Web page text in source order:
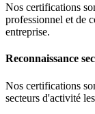
Nos certifications
professionnel et de
entreprise.
Reconnaissance
Nos certifications
secteurs d'activité